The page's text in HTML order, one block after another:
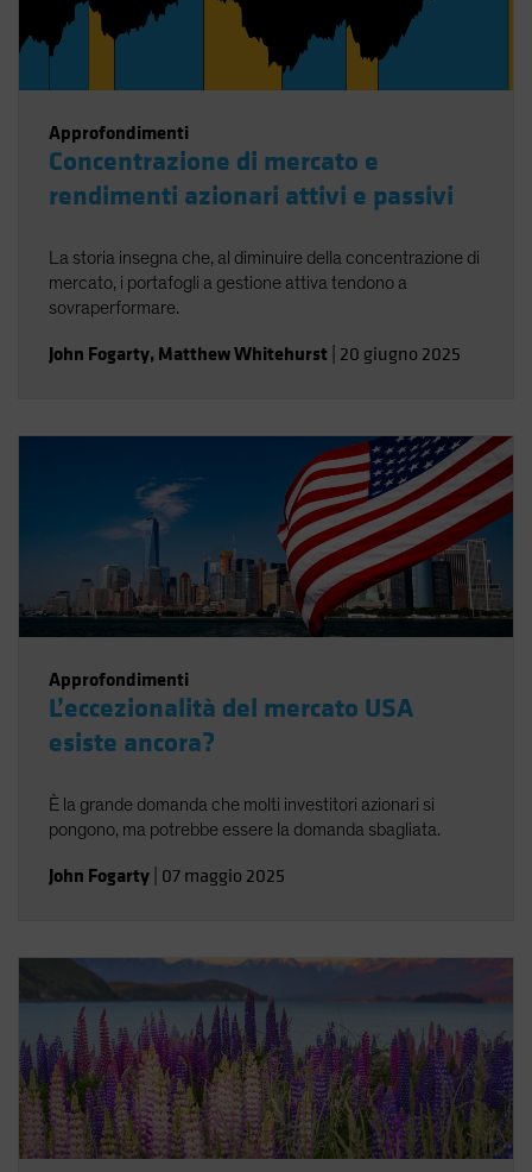
Approfondimenti
Concentrazione di mercato e
rendimenti azionari attivi e passivi
La storia insegna che, al diminuire della concentrazione di
mercato, i portafogli a gestione attiva tendono a
sovraperformare.
John Fogarty, Matthew Whitehurst 20 giugno 2025
Approfondimenti
L’eccezionalità del mercato USA
esiste ancora?
È la grande domanda che molti investitori azionari si
pongono, ma potrebbe essere la domanda sbagliata.
John Fogarty 07 maggio 2025